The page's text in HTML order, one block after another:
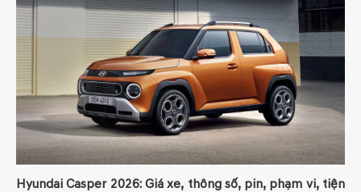
Hyundai Casper 2026: Giá xe, thông số, pin, phạm vi, tiện